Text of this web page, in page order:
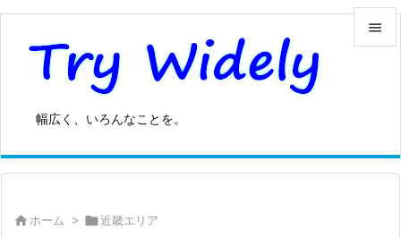
幅広く、いろんなことを。


前へ
 ホーム > 近畿エリア